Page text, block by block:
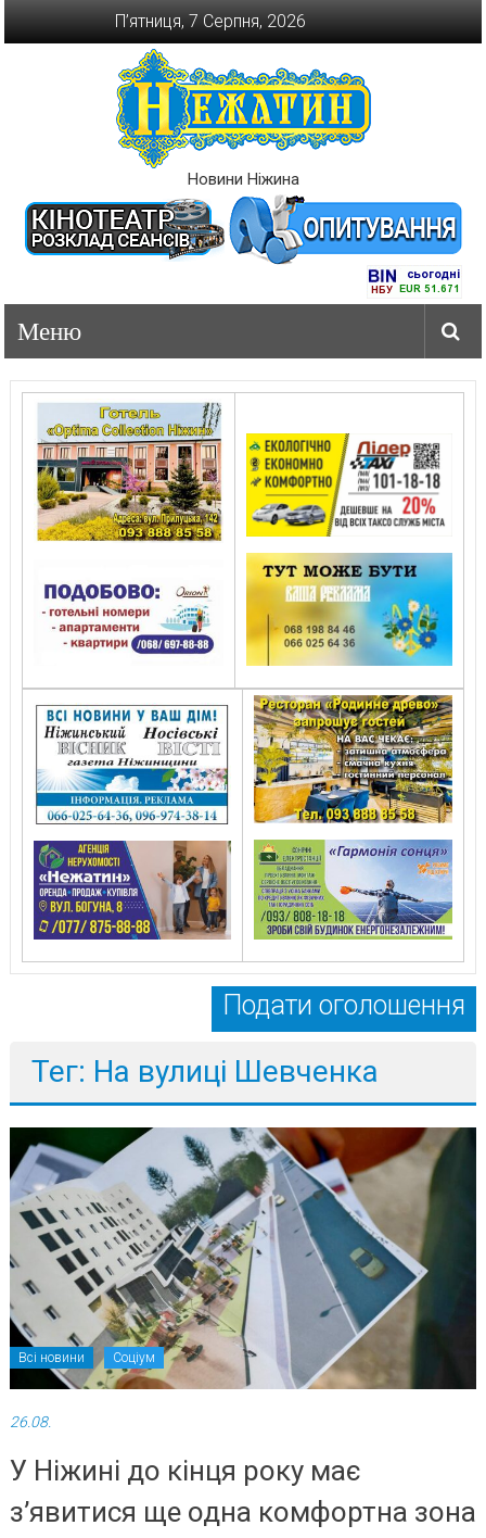
П’ятниця, 7 Серпня, 2026
Новини Ніжина
Подати оголошення
Тег: На вулиці Шевченка
Всі новини Соціум
26.08.
У Ніжині до кінця року має
з’явитися ще одна комфортна зона